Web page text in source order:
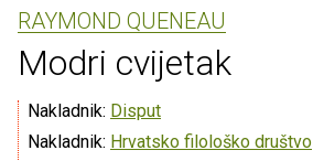
RAYMOND QUENEAU
Modri cvijetak
Nakladnik: Disput
Nakladnik: Hrvatsko filološko društvo